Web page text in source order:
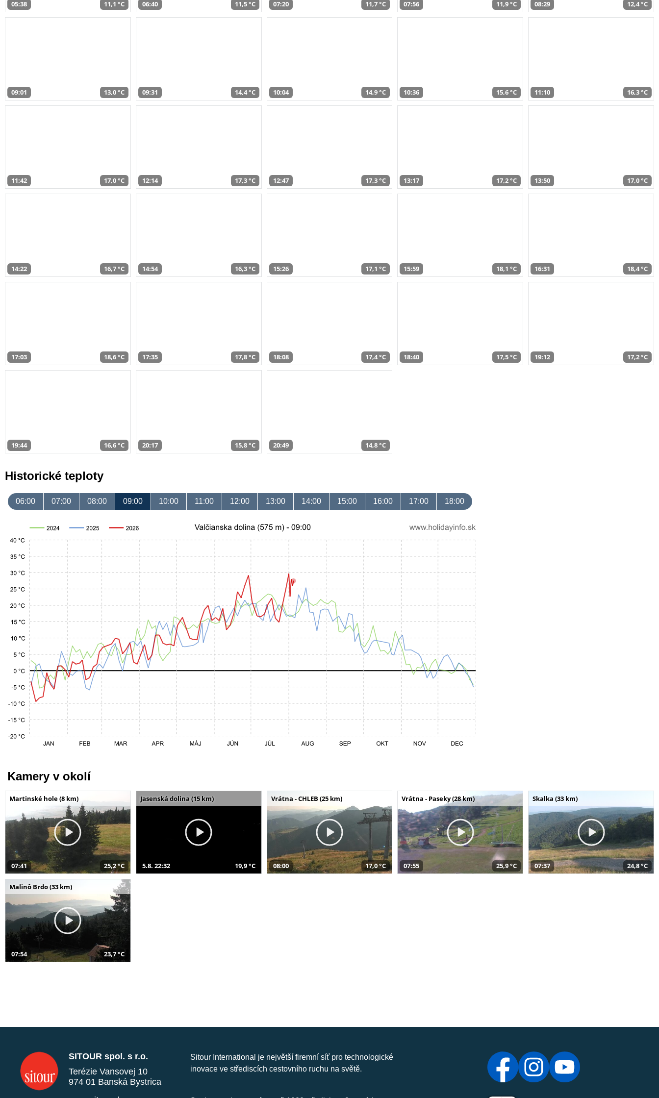
05:38 11,1 °C 06:40 11,5 °C 07:20 11,7 °C 07:56 11,9 °C 08:29 12,4 °C
09:01 13,0 °C 09:31 14,4 °C 10:04 14,9 °C 10:36 15,6 °C 11:10 16,3 °C
11:42 17,0 °C 12:14 17,3 °C 12:47 17,3 °C 13:17 17,2 °C 13:50 17,0 °C
14:22 16,7 °C 14:54 16,3 °C 15:26 17,1 °C 15:59 18,1 °C 16:31 18,4 °C
17:03 18,6 °C 17:35 17,8 °C 18:08 17,4 °C 18:40 17,5 °C 19:12 17,2 °C
19:44 16,6 °C 20:17 15,8 °C 20:49 14,8 °C
Historické teploty
06:00 07:00 08:00 09:00 10:00 11:00 12:00 13:00 14:00 15:00 16:00 17:00 18:00
Kamery v okolí
Martinské hole (8 km)
07:41 25,2 °C
Jasenská dolina (15 km)
5.8. 22:32 19,9 °C
Vrátna - CHLEB (25 km)
08:00 17,0 °C
Vrátna - Paseky (28 km)
07:55 25,9 °C
Skalka (33 km)
07:37 24,8 °C
Malinô Brdo (33 km)
07:54 23,7 °C
SITOUR spol. s r.o.
Terézie Vansovej 10
974 01 Banská Bystrica
Sitour International je největší firemní síť pro technologické
inovace ve střediscích cestovního ruchu na světě.